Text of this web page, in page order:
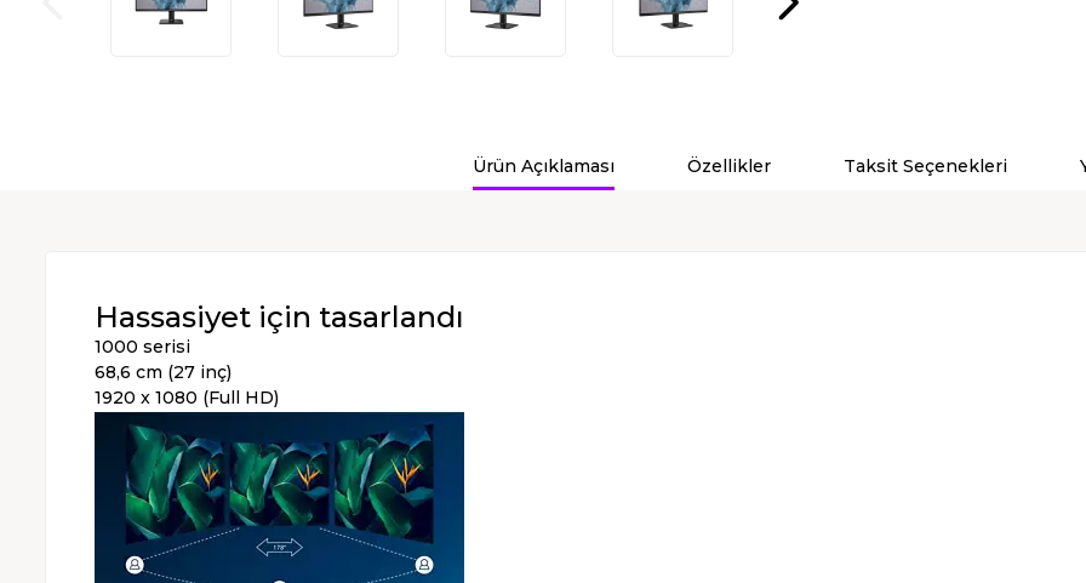
Ürün Açıklaması Özellikler Taksit Seçenekleri
Hassasiyet için tasarlandı
1000 serisi
68,6 cm (27 inç)
1920 x 1080 (Full HD)